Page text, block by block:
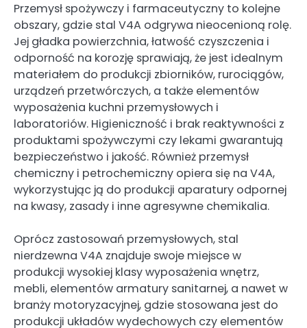
Przemysł spożywczy i farmaceutyczny to kolejne
obszary, gdzie stal V4A odgrywa nieocenioną rolę.
Jej gładka powierzchnia, łatwość czyszczenia i
odporność na korozję sprawiają, że jest idealnym
materiałem do produkcji zbiorników, rurociągów,
urządzeń przetwórczych, a także elementów
wyposażenia kuchni przemysłowych i
laboratoriów. Higieniczność i brak reaktywności z
produktami spożywczymi czy lekami gwarantują
bezpieczeństwo i jakość. Również przemysł
chemiczny i petrochemiczny opiera się na V4A,
wykorzystując ją do produkcji aparatury odpornej
na kwasy, zasady i inne agresywne chemikalia.
Oprócz zastosowań przemysłowych, stal
nierdzewna V4A znajduje swoje miejsce w
produkcji wysokiej klasy wyposażenia wnętrz,
mebli, elementów armatury sanitarnej, a nawet w
branży motoryzacyjnej, gdzie stosowana jest do
produkcji układów wydechowych czy elementów